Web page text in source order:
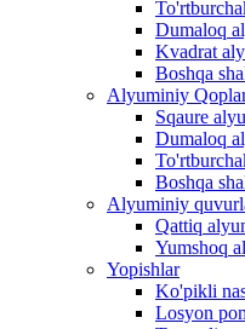
Dumaloq
Kvadrat
Boshqa
Alyuminiy
Sqaure
Dumaloq
Boshqa
Alyuminiy
Qattiq
Yumshoq
Yopishlar
Ko'pikli
Losyon